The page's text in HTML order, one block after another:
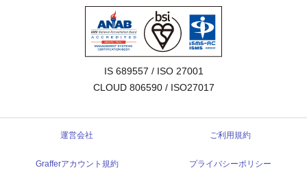
IS 689557 / ISO 27001
CLOUD 806590 / ISO27017
運営会社 ご利用規約
Grafferアカウント規約 プライバシーポリシー